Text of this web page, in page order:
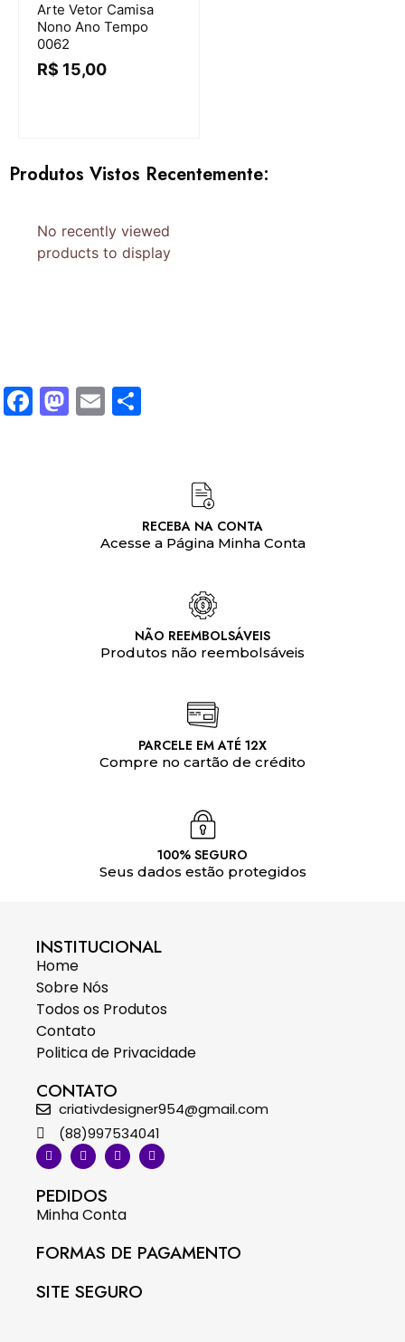
Arte Vetor Camisa
Nono Ano Tempo
0062
R$ 15,00
Produtos Vistos Recentemente:
No recently viewed
products to display
Facebook
Mastodon
Email
RECEBA NA CONTA
Acesse a Página Minha Conta
NÃO REEMBOLSÁVEIS
Produtos não reembolsáveis
PARCELE EM ATÉ 12X
Compre no cartão de crédito
100% SEGURO
Seus dados estão protegidos
INSTITUCIONAL
Home
Sobre Nós
Todos os Produtos
Contato
Politica de Privacidade
CONTATO
criativdesigner954@gmail.com
(88)997534041
PEDIDOS
Minha Conta
FORMAS DE PAGAMENTO
SITE SEGURO